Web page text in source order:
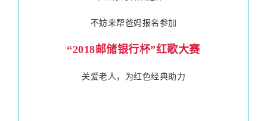
不妨来帮爸妈报名参加
“2018邮储银行杯”红歌大赛
关爱老人，为红色经典助力